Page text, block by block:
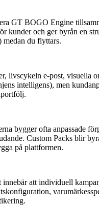
GT BOGO Engine
och ger byrån en
du flyttars.
livscykeln e-post,
intelligens), men
bygger ofta anpassade
Custom Packs blir
på plattformen.
att individuell